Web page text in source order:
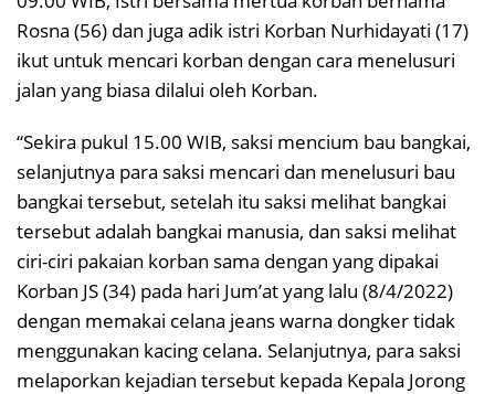
Rosna (56) dan juga adik istri Korban Nurhidayati (17)
ikut untuk mencari korban dengan cara menelusuri
jalan yang biasa dilalui oleh Korban.
“Sekira pukul 15.00 WIB, saksi mencium bau bangkai,
selanjutnya para saksi mencari dan menelusuri bau
bangkai tersebut, setelah itu saksi melihat bangkai
tersebut adalah bangkai manusia, dan saksi melihat
ciri-ciri pakaian korban sama dengan yang dipakai
Korban JS (34) pada hari Jum’at yang lalu (8/4/2022)
dengan memakai celana jeans warna dongker tidak
menggunakan kacing celana. Selanjutnya, para saksi
melaporkan kejadian tersebut kepada Kepala Jorong